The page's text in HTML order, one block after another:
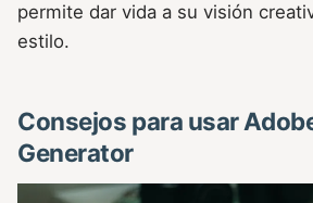
permite dar vida a su visión
estilo.
Consejos para usar
Generator